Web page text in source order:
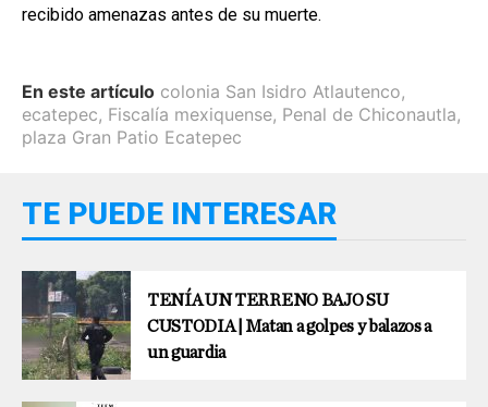
recibido amenazas antes de su muerte.
En este artículo colonia San Isidro Atlautenco,
ecatepec, Fiscalía mexiquense, Penal de Chiconautla,
plaza Gran Patio Ecatepec
TE PUEDE INTERESAR
TENÍA UN TERRENO BAJO SU
CUSTODIA | Matan a golpes y balazos a
un guardia